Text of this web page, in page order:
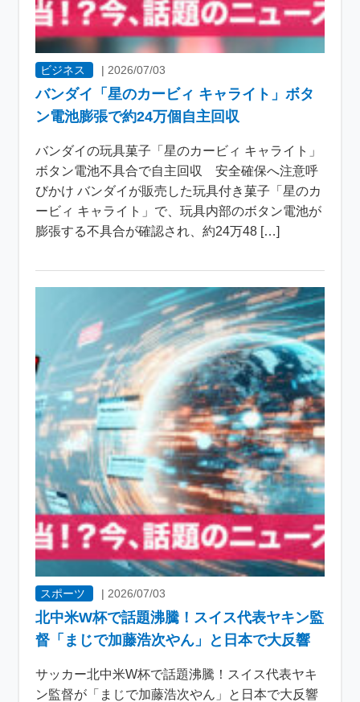
ビジネス |2026/07/03
バンダイ「星のカービィ キャライト」ボタ
ン電池膨張で約24万個自主回収
バンダイの玩具菓子「星のカービィ キャライト」
ボタン電池不具合で自主回収 安全確保へ注意呼
びかけ バンダイが販売した玩具付き菓子「星のカ
ービィ キャライト」で、玩具内部のボタン電池が
膨張する不具合が確認され、約24万48 […]
スポーツ | 2026/07/03
北中米W杯で話題沸騰！スイス代表ヤキン監
督「まじで加藤浩次やん」と日本で大反響
サッカー北中米W杯で話題沸騰！スイス代表ヤキ
ン監督が「まじで加藤浩次やん」と日本で大反響